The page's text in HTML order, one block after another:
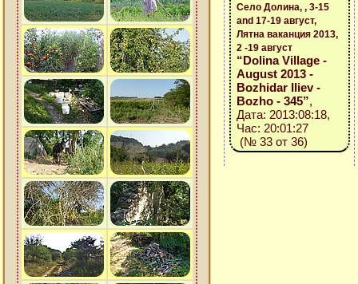
Село Долина, , 3-15
and 17-19 август,
Лятна ваканция 2013,
2 -19 август
“Dolina Village -
August 2013 -
Bozhidar Iliev -
Bozho - 345”,
Дата: 2013:08:18,
Час: 20:01:27
(№ 33 от 36)